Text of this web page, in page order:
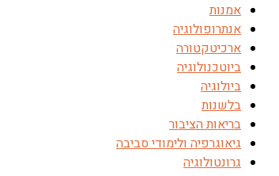
אמנות
אנתרופולוגיה
ארכיטקטורה
ביוטכנולוגיה
ביולוגיה
בלשנות
בריאות הציבור
גיאוגרפיה ולימודי סביבה
גרונטולוגיה